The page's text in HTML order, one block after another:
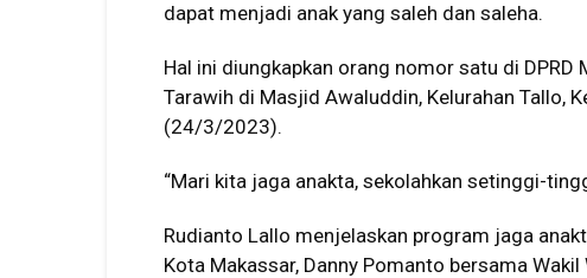
dapat menjadi anak yang saleh dan saleha.
Hal ini diungkapkan orang nomor satu di
Tarawih di Masjid Awaluddin, Kelurahan Tallo,
(24/3/2023).
“Mari kita jaga anakta, sekolahkan setinggi-
Rudianto Lallo menjelaskan program jaga
Kota Makassar, Danny Pomanto bersama